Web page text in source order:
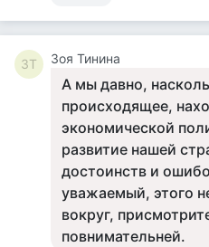
ЗТ Зоя Тинина
А мы давно,
происходящее,
экономической
развитие нашей
достоинств и
уважаемый, этого
вокруг,
повнимательней.